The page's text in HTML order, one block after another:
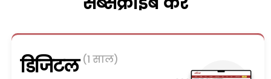
डिजिटल (1 साल)